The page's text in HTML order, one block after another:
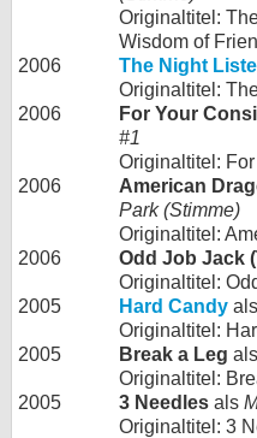
Originaltitel:
Wisdom of
2006
The Night
Originaltitel:
2006
For Your
#1
Originaltitel:
2006
American
Park (Stimme)
Originaltitel:
2006
Odd Job Jack
Originaltitel:
2005
Hard Candy als
Originaltitel:
2005
Break a Leg als
Originaltitel:
2005
3 Needles als
Originaltitel: 3